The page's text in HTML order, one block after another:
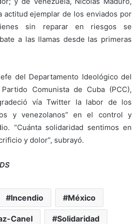
actitud ejemplar de los enviados por
sin reparar en riesgos se
a las llamas desde las primeras
del Departamento Ideológico del
Comunista de Cuba (PCC),
vía Twitter la labor de los
y venezolanos” en el control y
“Cuánta solidaridad sentimos en
y dolor”, subrayó.
Incendio México
Canel Solidaridad